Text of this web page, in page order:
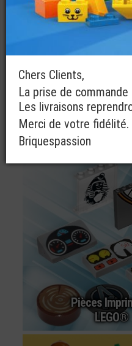
Pièces
Pièces
LEGO®
Chers Clients,
La prise de
Les livraisons
Merci de votre fidélité.
Briquespassion